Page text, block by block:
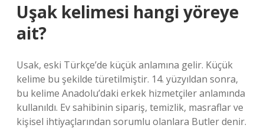
Uşak kelimesi hangi yöreye
ait?
Usak, eski Türkçe’de küçük anlamına gelir. Küçük
kelime bu şekilde türetilmiştir. 14. yüzyıldan sonra,
bu kelime Anadolu’daki erkek hizmetçiler anlamında
kullanıldı. Ev sahibinin sipariş, temizlik, masraflar ve
kişisel ihtiyaçlarından sorumlu olanlara Butler denir.